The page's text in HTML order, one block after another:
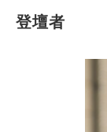
登壇者